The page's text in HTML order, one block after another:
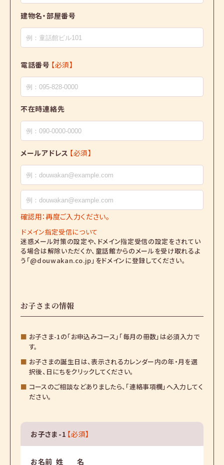
建物名・部屋番号
電話番号 【必須】
不在時連絡先
メールアドレス 【必須】
確認用：再度ご入力ください。
ドメイン指定受信について
迷惑メール対策の設定や、ドメイン指定受信の設定をされてい
る場合は解除いただくか、童話館からのメールを受け取れるよ
う「@douwakan.co.jp」をドメインに登録してください。
お子さまの情報
■ お子さま-1の「お申込みコース」「毎月の冊数」は必須入力で
す。
■ お子さまの誕生日は、表示されるカレンダー内の年・月を選
択後、日にちをクリックしてください。
■ コースのご相談などありましたら、「連絡事項欄」へ入力してく
ださい。
お子さま-1 【必須】
お名前 姓 名